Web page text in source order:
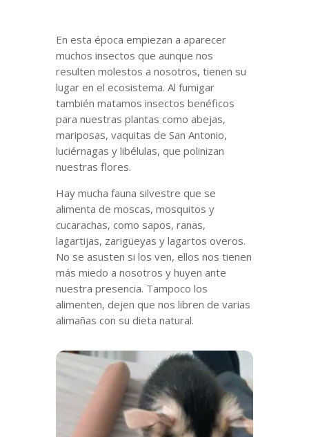
En esta época empiezan a aparecer
muchos insectos que aunque nos
resulten molestos a nosotros, tienen su
lugar en el ecosistema. Al fumigar
también matamos insectos benéficos
para nuestras plantas como abejas,
mariposas, vaquitas de San Antonio,
luciérnagas y libélulas, que polinizan
nuestras flores.
Hay mucha fauna silvestre que se
alimenta de moscas, mosquitos y
cucarachas, como sapos, ranas,
lagartijas, zarigüeyas y lagartos overos.
No se asusten si los ven, ellos nos tienen
más miedo a nosotros y huyen ante
nuestra presencia. Tampoco los
alimenten, dejen que nos libren de varias
alimañas con su dieta natural.